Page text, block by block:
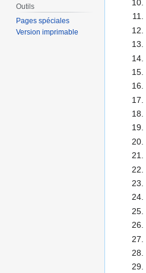
Outils
Pages spéciales
Version imprimable